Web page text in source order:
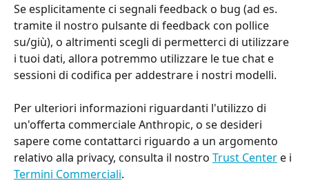
Se esplicitamente ci segnali feedback o bug (ad es.
tramite il nostro pulsante di feedback con pollice
su/giù), o altrimenti scegli di permetterci di utilizzare
i tuoi dati, allora potremmo utilizzare le tue chat e
sessioni di codifica per addestrare i nostri modelli.
Per ulteriori informazioni riguardanti l'utilizzo di
un'offerta commerciale Anthropic, o se desideri
sapere come contattarci riguardo a un argomento
relativo alla privacy, consulta il nostro Trust Center e i
Termini Commerciali.